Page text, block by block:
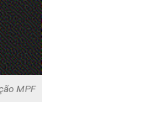
MPF